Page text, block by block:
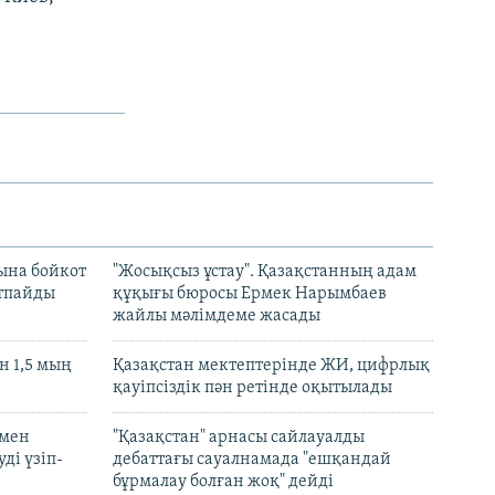
бойкот
"Жосықсыз ұстау". Қазақстанның адам
құқығы бюросы Ермек Нарымбаев
жайлы мәлімдеме жасады
1,5 мың
Қазақстан мектептерінде ЖИ, цифрлық
қауіпсіздік пән ретінде оқытылады
үзіп-
"Қазақстан" арнасы сайлауалды
дебаттағы сауалнамада "ешқандай
бұрмалау болған жоқ" дейді